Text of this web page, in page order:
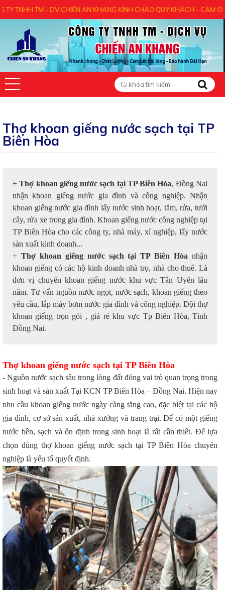
- DV CHIẾN AN KHANG KÍNH CHÀO QUÝ KHÁCH - CẢM ƠN QUÝ
Thợ khoan giếng nước sạch tại TP
Biên Hòa
+Thợ khoan giếng nước sạch tại TP Biên Hòa, Đồng Nai
nhận khoan giếng nước gia đình và công nghiệp. Nhận
khoan giếng nước gia đình lấy nước sinh hoạt, tắm, rửa, tưới
cây, rửa xe trong gia đình. Khoan giếng nước công nghiệp tại
TP Biên Hòa cho các công ty, nhà máy, xí nghiệp, lấy nước
sản xuất kinh doanh...
+ Thợ khoan giếng nước sạch tại TP Biên Hòa nhận
khoan giếng có các hộ kinh doanh nhà trọ, nhà cho thuê. Là
đơn vị chuyên khoan giếng nước khu vực Tân Uyên lâu
năm. Tư vấn nguồn nước ngọt, nước sạch, khoan giếng theo
yêu cầu, lắp máy bơm nước gia đình và công nghiệp. Đội thợ
khoan giếng trọn gói , giá rẻ khu vực Tp Biên Hòa, Tỉnh
Đồng Nai.
Thợ khoan giếng nước sạch tại TP Biên Hòa
- Nguồn nước sạch sâu trong lòng đất đóng vai trò quan trọng trong
sinh hoạt và sản xuất Tại KCN TP Biên Hòa – Đồng Nai. Hiện nay
nhu cầu khoan giếng nước ngày càng tăng cao, đặc biệt tại các hộ
gia đình, cơ sở sản xuất, nhà xưởng và trang trại. Để có một giếng
nước bền, sạch và ổn định trong sinh hoạt là rất cần thiết. Để lựa
chọn đúng thợ khoan giếng nước sạch tại TP Biên Hòa chuyên
nghiệp là yếu tố quyết định.